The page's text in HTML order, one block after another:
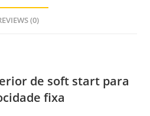
(0)
de soft start para
fixa